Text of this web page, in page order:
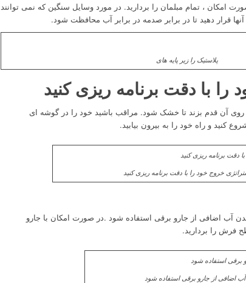
امکان ، تمام مبلمان را بردارید. در مورد وسایل سنگین که نمی توانند
آنها قرار دهید تا در برابر صدمه در برابر آب محافظت شود.
پلاستیک را زیر پایه های
را با دقت برنامه ریزی کنید
روی آن قدم بزند تا خشک شود. مراقب باشید خود را در گوشه ای
کنید و راه خود را به بیرون بیابید.
خروج خود را با دقت برنامه ریزی کنید
آب اضافی از جارو برقی استفاده شود .در صورت امکان با جارو
را بردارید.
اضافی از جارو برقی استفاده شود